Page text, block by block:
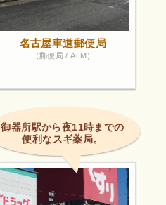
名古屋車道郵便局
（郵便局 / ATM）
御器所駅から夜11時までの
便利なスギ薬局。